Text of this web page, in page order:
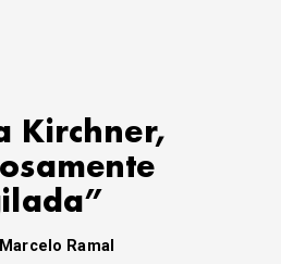
Kirchner,
Marcelo Ramal